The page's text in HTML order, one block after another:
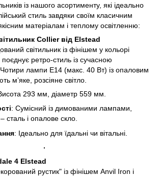
із нашого асортименту, які ідеально
стиль завдяки своїм класичним
матеріалам і теплому освітленню:
Collier від Elstead
світильник із фінішем у кольорі
ретро-стиль із сучасною
Чотири лампи E14 (макс. 40 Вт) із опаловим
м’яке, розсіяне світло.
293 мм, діаметр 559 мм.
: Сумісний із димованими лампами,
сталь і опалове скло.
: Ідеально для їдальні чи вітальні.
4 Elstead
рустик" із фінішем Anvil Iron і